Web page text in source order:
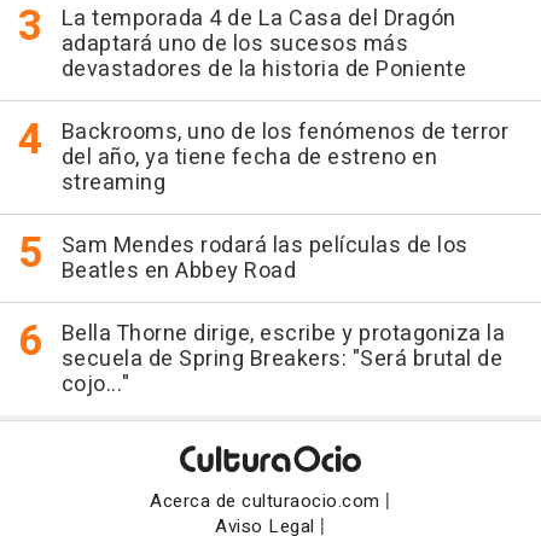
La temporada 4 de La Casa del Dragón
adaptará uno de los sucesos más
devastadores de la historia de Poniente
Backrooms, uno de los fenómenos de terror
del año, ya tiene fecha de estreno en
streaming
Sam Mendes rodará las películas de los
Beatles en Abbey Road
Bella Thorne dirige, escribe y protagoniza la
secuela de Spring Breakers: "Será brutal de
cojo..."
Acerca de culturaocio.com |
Aviso Legal |